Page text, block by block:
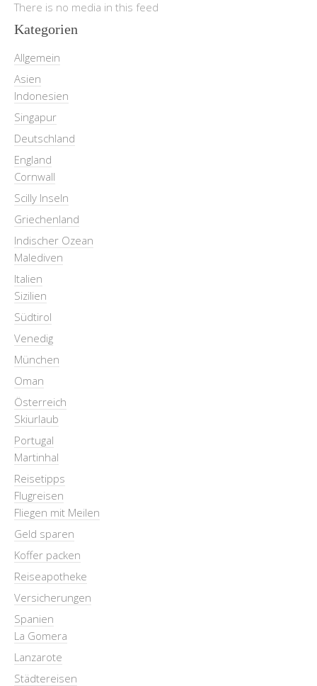
There is no media in this feed
Kategorien
Allgemein
Asien
Indonesien
Singapur
Deutschland
England
Cornwall
Scilly Inseln
Griechenland
Indischer Ozean
Malediven
Italien
Sizilien
Südtirol
Venedig
München
Oman
Österreich
Skiurlaub
Portugal
Martinhal
Reisetipps
Flugreisen
Fliegen mit Meilen
Geld sparen
Koffer packen
Reiseapotheke
Versicherungen
Spanien
La Gomera
Lanzarote
Städtereisen